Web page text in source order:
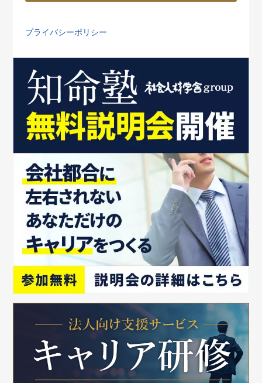
プライバシーポリシー